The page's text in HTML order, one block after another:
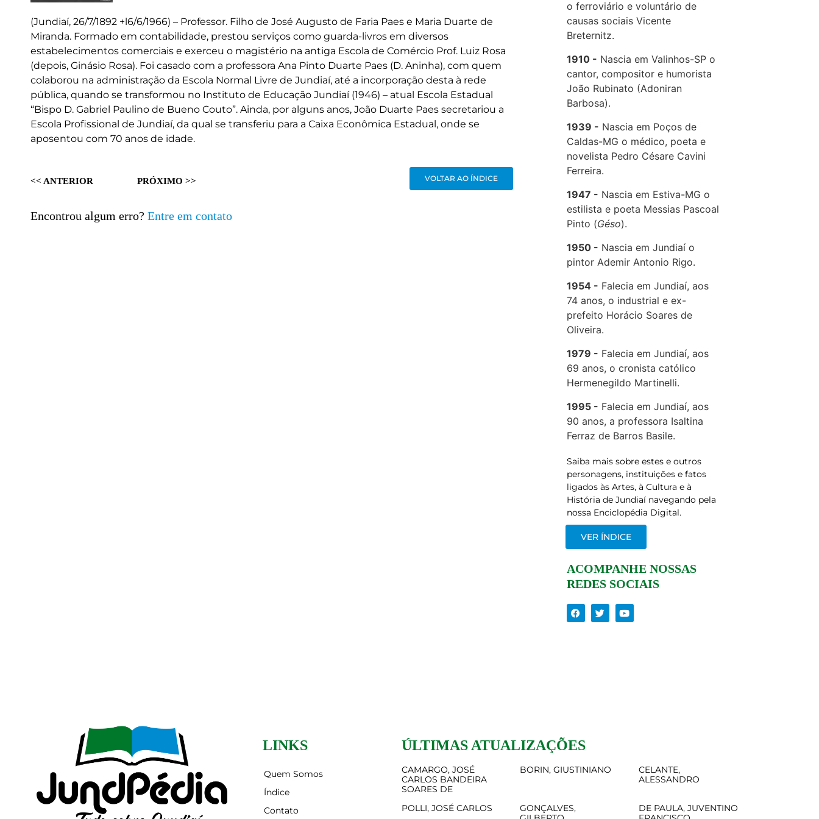
(Jundiaí, 26/7/1892 +l6/6/1966) – Professor. Filho de José Augusto de Faria Paes e Maria Duarte de
Miranda. Formado em contabilidade, prestou serviços como guarda-livros em diversos
estabelecimentos comerciais e exerceu o magistério na antiga Escola de Comércio Prof. Luiz Rosa
(depois, Ginásio Rosa). Foi casado com a professora Ana Pinto Duarte Paes (D. Aninha), com quem
colaborou na administração da Escola Normal Livre de Jundiaí, até a incorporação desta à rede
pública, quando se transformou no Instituto de Educação Jundiaí (1946) – atual Escola Estadual
“Bispo D. Gabriel Paulino de Bueno Couto”. Ainda, por alguns anos, João Duarte Paes secretariou a
Escola Profissional de Jundiaí, da qual se transferiu para a Caixa Econômica Estadual, onde se
aposentou com 70 anos de idade.
<< ANTERIOR PRÓXIMO >> VOLTAR AO ÍNDICE
Encontrou algum erro? Entre em contato
o ferroviário e voluntário de
causas sociais Vicente
Breternitz.
1910
Nascia em Valinhos-SP o
cantor, compositor e humorista
João Rubinato (Adoniran
Barbosa).
1939
Nascia em Poços de
Caldas-MG o médico, poeta e
novelista Pedro Césare Cavini
Ferreira.
1947
Nascia em Estiva-MG o
estilista e poeta Messias Pascoal
Pinto (Géso).
1950
Nascia em Jundiaí o
pintor Ademir Antonio Rigo.
1954
Falecia em Jundiaí, aos
74 anos, o industrial e ex-
prefeito Horácio Soares de
Oliveira.
1979
Falecia em Jundiaí, aos
69 anos, o cronista católico
Hermenegildo Martinelli.
1995
Falecia em Jundiaí, aos
90 anos, a professora Isaltina
Ferraz de Barros Basile.
Saiba mais sobre estes e outros
personagens, instituições e fatos
ligados às Artes, à Cultura e à
História de Jundiaí navegando pela
nossa Enciclopédia Digital.
VER ÍNDICE
ACOMPANHE NOSSAS
REDES SOCIAIS
LINKS
Quem Somos
Índice
Contato
ÚLTIMAS ATUALIZAÇÕES
CAMARGO, JOSÉ
CARLOS BANDEIRA
SOARES DE
BORIN, GIUSTINIANO
CELANTE,
ALESSANDRO
POLLI, JOSÉ CARLOS
GONÇALVES,
DE PAULA, JUVENTINO